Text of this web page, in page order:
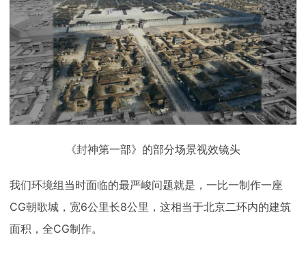
《封神第一部》的部分场景视效镜头
我们环境组当时面临的最严峻问题就是，一比一制作一座
CG朝歌城，宽6公里长8公里，这相当于北京二环内的建筑
面积，全CG制作。